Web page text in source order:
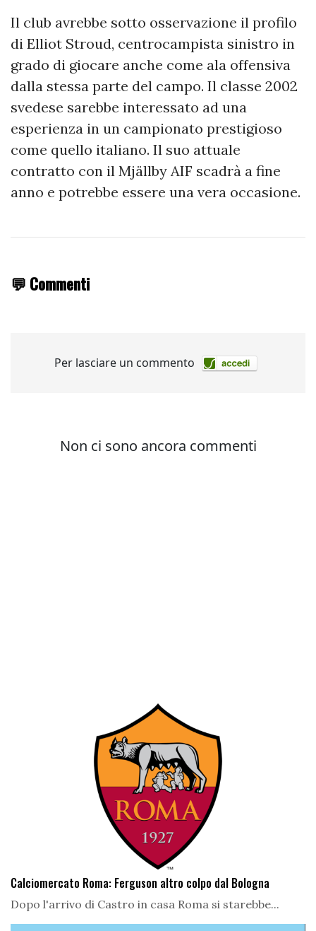
Il club avrebbe sotto osservazione il profilo
di Elliot Stroud, centrocampista sinistro in
grado di giocare anche come ala offensiva
dalla stessa parte del campo. Il classe 2002
svedese sarebbe interessato ad una
esperienza in un campionato prestigioso
come quello italiano. Il suo attuale
contratto con il Mjällby AIF scadrà a fine
anno e potrebbe essere una vera occasione.
💬 Commenti
Calciomercato Roma: Ferguson altro colpo dal Bologna
Dopo l'arrivo di Castro in casa Roma si starebbe...